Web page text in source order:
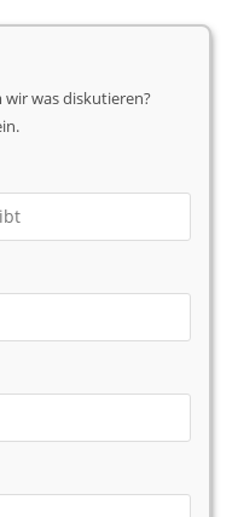
was diskutieren?